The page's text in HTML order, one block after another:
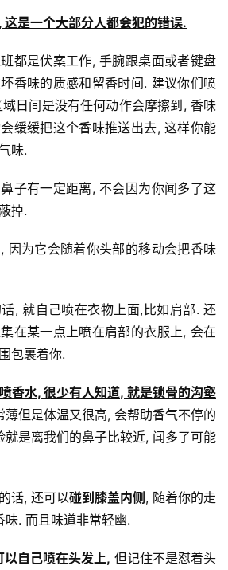
是一个大部分人都会犯的错误.
都是伏案工作, 手腕跟桌面或者键盘
香味的质感和留香时间. 建议你们喷
日间是没有任何动作会摩擦到, 香味
缓缓把这个香味推送出去, 这样你能
味.
子有一定距离, 不会因为你闻多了这
掉.
因为它会随着你头部的移动会把香味
, 就自己喷在衣物上面,比如肩部. 还
在某一点上喷在肩部的衣服上, 会在
包裹着你.
香水, 很少有人知道, 就是锁骨的沟壑
薄但是体温又很高, 会帮助香气不停的
就是离我们的鼻子比较近, 闻多了可能
话, 还可以碰到膝盖内侧 , 随着你的走
. 而且味道非常轻幽.
自己喷在头发上, 但记住不是怼着头